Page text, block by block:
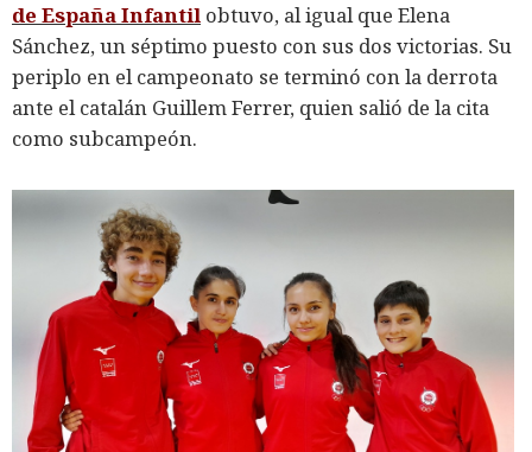
de España Infantil obtuvo, al igual que Elena
Sánchez, un séptimo puesto con sus dos victorias. Su
periplo en el campeonato se terminó con la derrota
ante el catalán Guillem Ferrer, quien salió de la cita
como subcampeón.